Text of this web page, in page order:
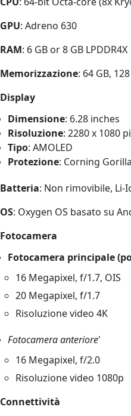
GPU: Adreno 630
RAM: 6 GB or 8 GB LPDDR4X
Memorizzazione: 64 GB,
Display
Dimensione: 6.28 inches
Risoluzione: 2280 x 1080
Tipo: AMOLED
Protezione: Corning
Batteria: Non rimovibile, Li-
OS: Oxygen OS basato su
Fotocamera
Fotocamera principale
16 Megapixel, f/1.7, OIS
20 Megapixel, f/1.7
Risoluzione video 4K
Fotocamera anteriore'
16 Megapixel, f/2.0
Risoluzione video 1080p
Connettività